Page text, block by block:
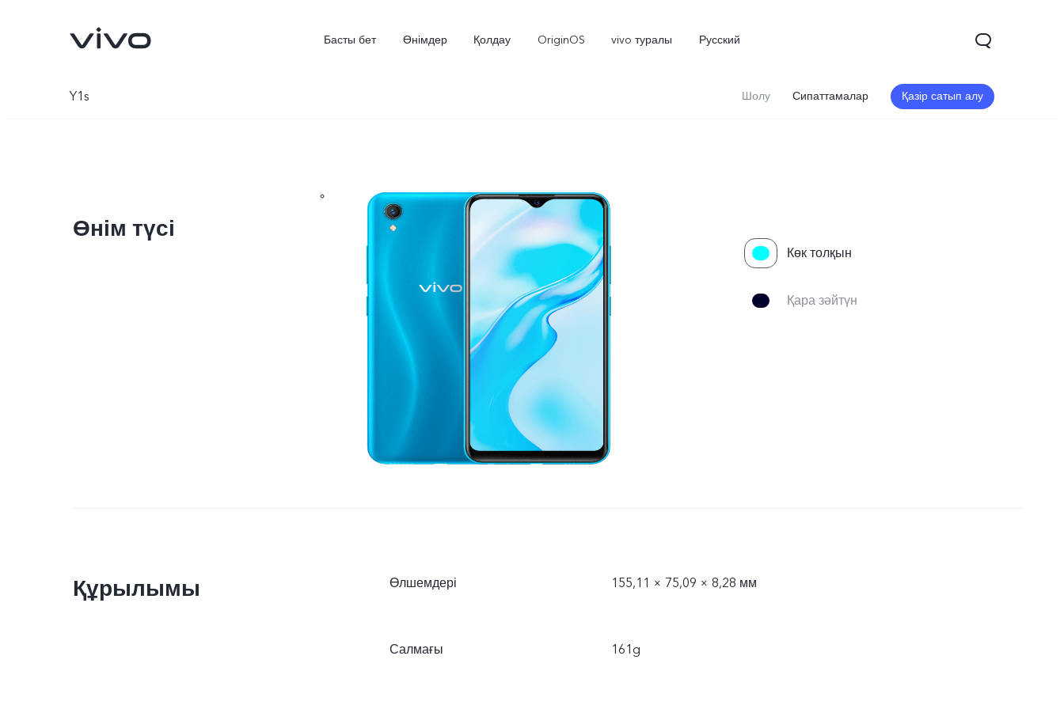
Басты бет Өнімдер Қолдау OriginOS vivo туралы Русский
Y1s Шолу Сипаттамалар Қазір сатып алу
Өнім түсі
Көк толқын
Қара зәйтүн
Құрылымы Өлшемдері 155,11 × 75,09 × 8,28 мм
Салмағы 161g